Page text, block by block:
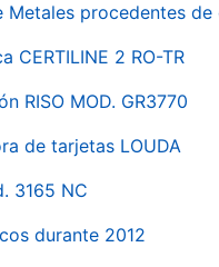
Metales procedentes
CERTILINE 2 RO-TR
RISO MOD. GR3770
de tarjetas LOUDA
3165 NC
durante 2012